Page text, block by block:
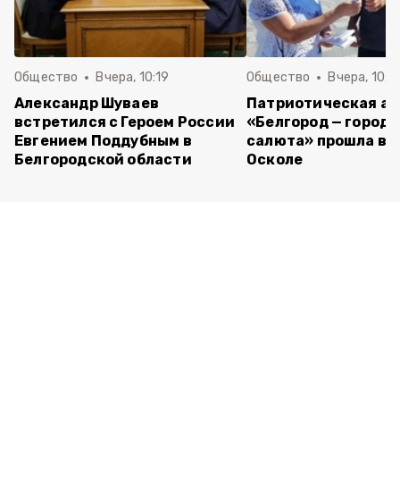
Общество Вчера, 10:19
Александр Шуваев
встретился с Героем России
Евгением Поддубным в
Белгородской области
Общество Вчера,
Патриотическая
«Белгород — город
салюта» прошла в
Осколе